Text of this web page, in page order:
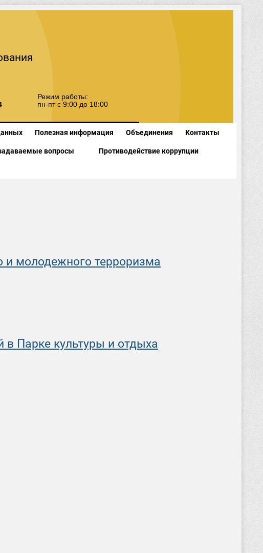
Режим работы:
пн-пт с 9:00 до 18:00
Полезная информация Объединения Контакты
вопросы Противодействие коррупции
и молодежного терроризма
в Парке культуры и отдыха